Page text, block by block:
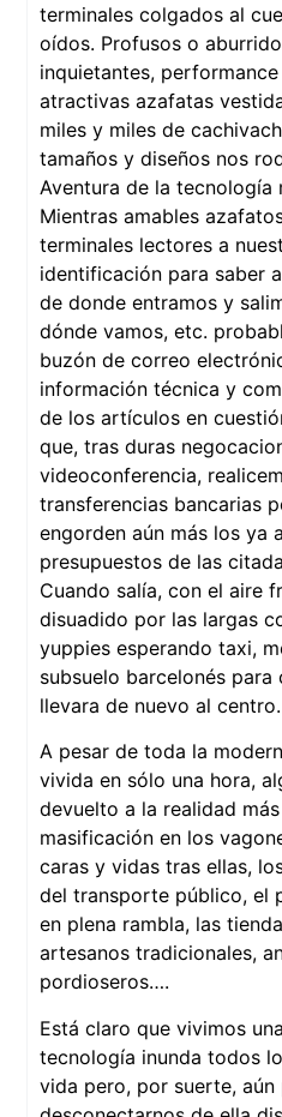
terminales colgados al
oídos. Profusos o
inquietantes,
atractivas azafatas
miles y miles de
tamaños y diseños nos
Aventura de la tecnología
Mientras amables
terminales lectores a
identificación para saber
de donde entramos y
dónde vamos, etc.
buzón de correo
información técnica y
de los artículos en
que, tras duras
videoconferencia,
transferencias bancarias
engorden aún más los ya
presupuestos de las
Cuando salía, con el aire
disuadido por las largas
yuppies esperando taxi,
subsuelo barcelonés
llevara de nuevo al centro.
A pesar de toda la
vivida en sólo una hora,
devuelto a la realidad
masificación en los
caras y vidas tras ellas,
del transporte público, el
en plena rambla, las
artesanos tradicionales,
pordioseros….
Está claro que vivimos
tecnología inunda todos
vida pero, por suerte, aún